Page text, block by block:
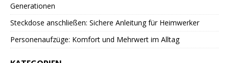
Generationen
Steckdose anschließen: Sichere Anleitung für Heimwerker
Personenaufzüge: Komfort und Mehrwert im Alltag